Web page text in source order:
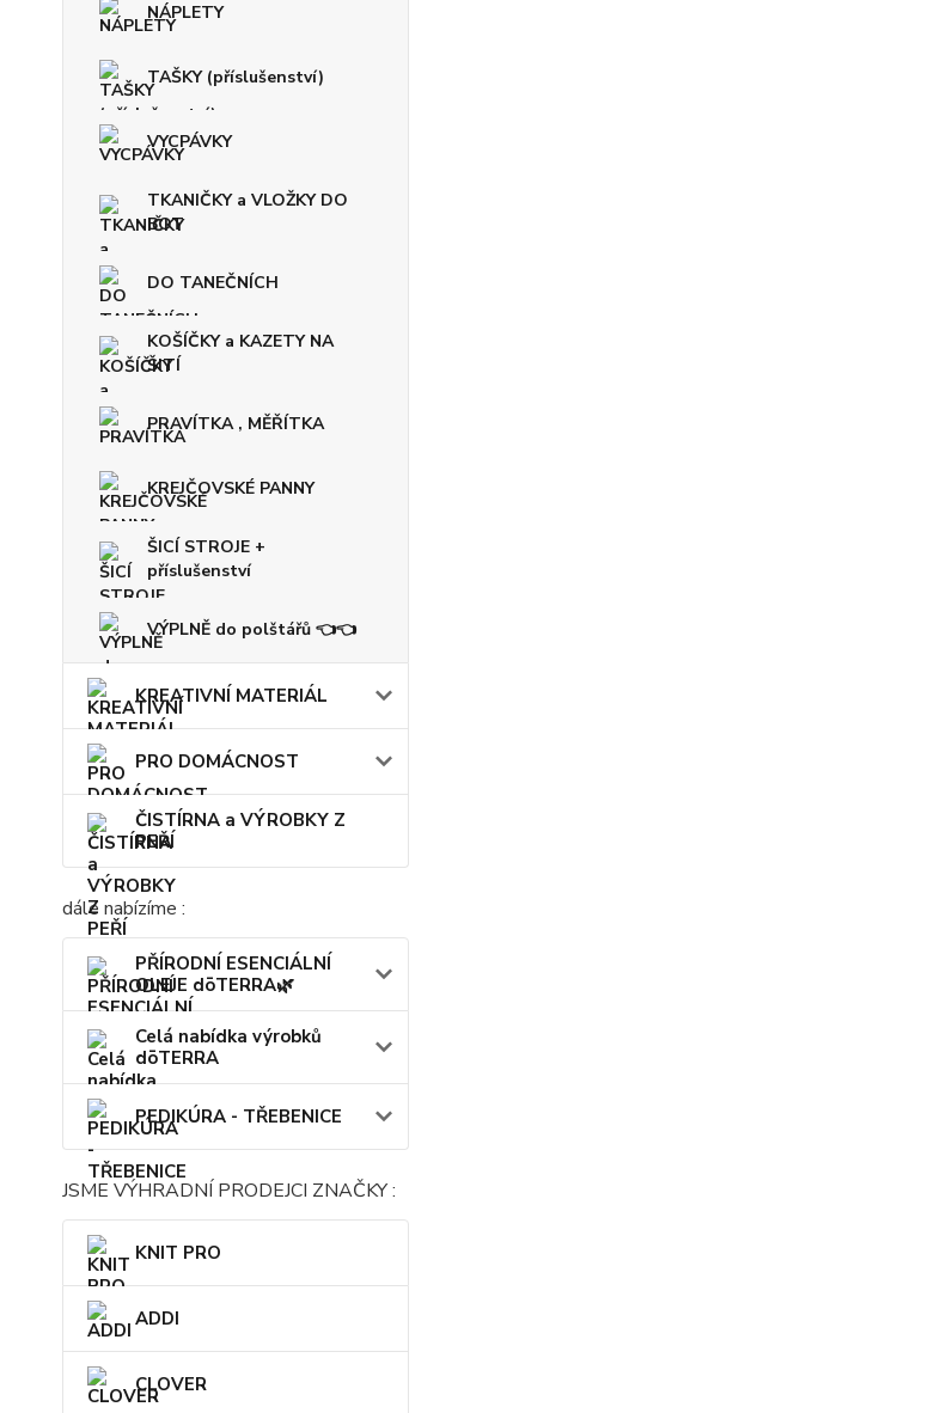
NÁPLETY
TAŠKY (příslušenství)
VYCPÁVKY
TKANIČKY a VLOŽKY DO
BOT
DO TANEČNÍCH
KOŠÍČKY a KAZETY NA
ŠITÍ
PRAVÍTKA , MĚŘÍTKA
KREJČOVSKÉ PANNY
ŠICÍ STROJE +
příslušenství
VÝPLNĚ do polštářů 👈👈
KREATIVNÍ MATERIÁL
PRO DOMÁCNOST
ČISTÍRNA a VÝROBKY Z
PEŘÍ
dále nabízíme :
PŘÍRODNÍ ESENCIÁLNÍ
OLEJE dōTERRA🌿
Celá nabídka výrobků
dōTERRA
PEDIKÚRA - TŘEBENICE
JSME VÝHRADNÍ PRODEJCI ZNAČKY :
KNIT PRO
ADDI
CLOVER